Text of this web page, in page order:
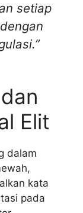
setiap
Elit
dalam
kata
pada